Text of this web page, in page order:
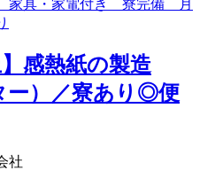
】感熱紙の製造
ー）／寮あり◎便
社